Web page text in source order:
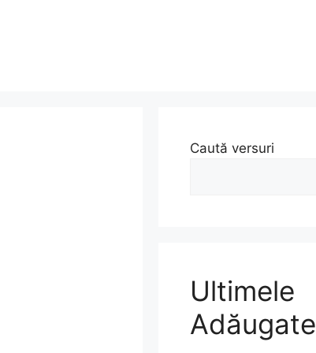
Caută versuri
Ultimele
Adăugate